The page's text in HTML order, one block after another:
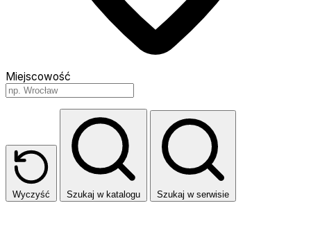
Miejscowość
Wyczyść Szukaj w katalogu Szukaj w serwisie